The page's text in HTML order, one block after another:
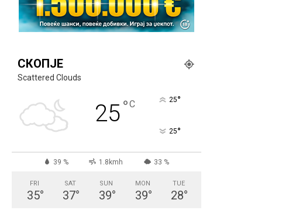
СКОПЈЕ
Scattered Clouds
25°C 25°
25°
39 % 1.8kmh 33 %
FRI
35°
SAT
37°
SUN
39°
MON
39°
TUE
28°